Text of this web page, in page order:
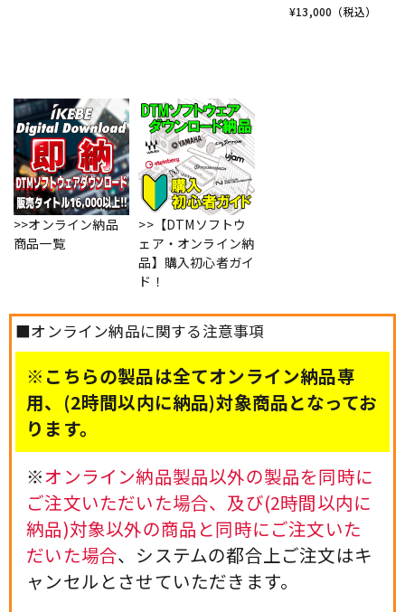
¥13,000 （税込）
>>オンライン納品
商品一覧
>>【DTMソフトウ
ェア・オンライン納
品】購入初心者ガイ
ド！
■オンライン納品に関する注意事項
※こちらの製品は全てオンライン納品専
用、(2時間以内に納品)対象商品となってお
ります。
※オンライン納品製品以外の製品を同時に
ご注文いただいた場合、及び(2時間以内に
納品)対象以外の商品と同時にご注文いた
だいた場合、システムの都合上ご注文はキ
ャンセルとさせていただきます。